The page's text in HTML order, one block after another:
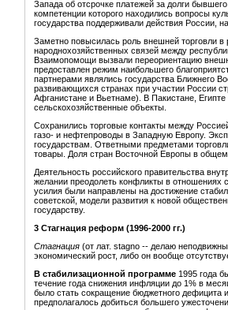
Запада об отсрочке платежей за долги
компетенции которого находились вопросы
государства поддерживали действия России,
Заметно повысилась роль внешней торговли
народнохозяйственных связей между
Взаимопомощи вызвали переориентацию
предоставлен режим наибольшего
партнерами являлись государства Ближнего
развивающихся странах при участии России
Афганистане и Вьетнаме). В Пакистане,
сельскохозяйственные объекты.
Сохранились торговые контакты между
газо- и нефтепроводы в Западную Европу.
государствам. Ответными предметами
товары. Доля стран Восточной Европы в общем
Деятельность российского правительства
желании преодолеть конфликты в отношениях
усилия были направлены на достижение
советской, модели развития к новой
государству.
3 Стагнация реформ (1996-2000 гг.)
Стагнация (от лат. stagno -- делаю
экономический рост, либо он вообще
В стабилизационной программе 1995 года
течение года снижения инфляции до 1% в
было стать сокращение бюджетного дефицита
предполагалось добиться большего